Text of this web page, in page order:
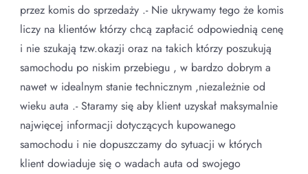
przez komis do sprzedaży .- Nie ukrywamy tego że komis
liczy na klientów którzy chcą zapłacić odpowiednią cenę
i nie szukają tzw.okazji oraz na takich którzy poszukują
samochodu po niskim przebiegu , w bardzo dobrym a
nawet w idealnym stanie technicznym ,niezależnie od
wieku auta .- Staramy się aby klient uzyskał maksymalnie
najwięcej informacji dotyczących kupowanego
samochodu i nie dopuszczamy do sytuacji w których
klient dowiaduje się o wadach auta od swojego